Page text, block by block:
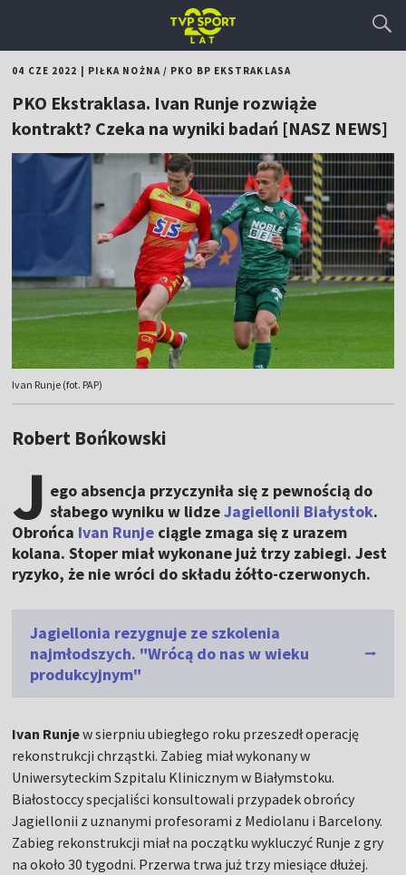
04 CZE 2022 PIŁKA NOŻNA/ PKO BP EKSTRAKLASA
PKO Ekstraklasa. Ivan Runje rozwiąże
kontrakt? Czeka na wyniki badań [NASZ NEWS]
Ivan Runje (fot. PAP)
Robert Bońkowski
J ego absencja przyczyniła się z pewnością do
słabego wyniku w lidzeJagiellonii Białystok.
Obrońca Ivan Runje ciągle zmaga się z urazem
kolana. Stoper miał wykonane już trzy zabiegi. Jest
ryzyko, że nie wróci do składu żółto-czerwonych.
Jagiellonia rezygnuje ze szkolenia
najmłodszych. "Wrócą do nas w wieku
produkcyjnym"
Ivan Runjew sierpniu ubiegłego roku przeszedł operację
rekonstrukcji chrząstki. Zabieg miał wykonany w
Uniwersyteckim Szpitalu Klinicznym w Białymstoku.
Białostoccy specjaliści konsultowali przypadek obrońcy
Jagiellonii z uznanymi profesorami z Mediolanu i Barcelony.
Zabieg rekonstrukcji miał na początku wykluczyć Runje z gry
na około 30 tygodni. Przerwa trwa już trzy miesiące dłużej.